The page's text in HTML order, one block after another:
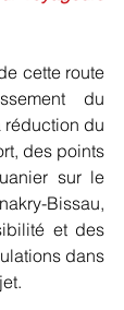
cette route
du
réduction du
des points
sur le
Bissau,
et des
dans